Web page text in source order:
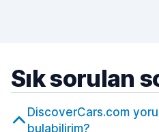
Sık sorulan
DiscoverCars.com
bulabilirim?